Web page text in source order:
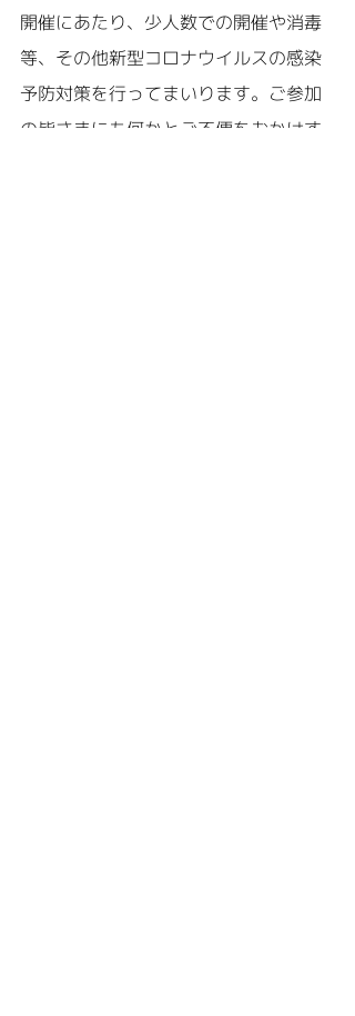
開催にあたり、少人数での開催や消毒
等、その他新型コロナウイルスの感染
予防対策を行ってまいります。ご参加
の皆さまにも何かとご不便をおかけす